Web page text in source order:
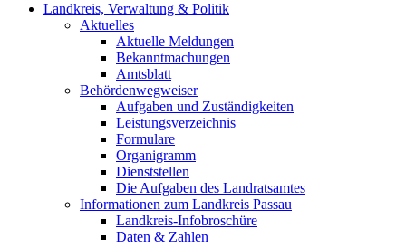
Landkreis, Verwaltung & Politik
Aktuelles
Aktuelle Meldungen
Bekanntmachungen
Amtsblatt
Behördenwegweiser
Aufgaben und Zuständigkeiten
Leistungsverzeichnis
Formulare
Organigramm
Dienststellen
Die Aufgaben des Landratsamtes
Informationen zum Landkreis Passau
Landkreis-Infobroschüre
Daten & Zahlen